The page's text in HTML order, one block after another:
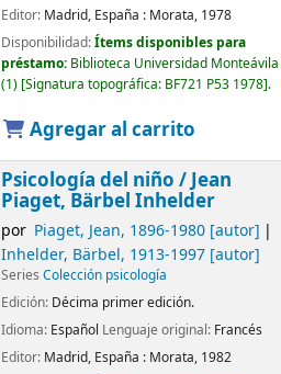
Editor: Madrid, España : Morata, 1978
Disponibilidad:Ítems disponibles para
préstamo: Biblioteca Universidad Monteávila
(1) Signatura topográfica: BF721 P53 1978 .
Agregar al carrito
Psicología del niño /Jean
Piaget, Bärbel Inhelder
por Piaget, Jean, 1896-1980[autor]
Inhelder, Bärbel, 1913-1997[autor]
Series Colección psicología
Edición: Décima primer edición.
Idioma: Español Lenguaje original: Francés
Editor: Madrid, España : Morata, 1982